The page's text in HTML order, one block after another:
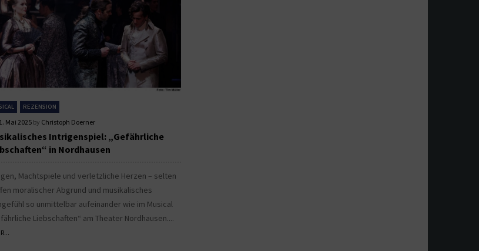
REZENSION
Mai 2025by Christoph Doerner
Intrigenspiel: „Gefährliche
in Nordhausen
Machtspiele und verletzliche Herzen – selten
moralischer Abgrund und musikalisches
so unmittelbar aufeinander wie im Musical
Liebschaften“ am Theater Nordhausen....